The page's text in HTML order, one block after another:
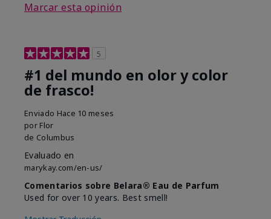
Marcar esta opinión
5
#1 del mundo en olor y color
de frasco!
Enviado Hace 10 meses
por Flor
de Columbus
Evaluado en
marykay.com/en-us/
Comentarios sobre Belara® Eau de Parfum
Used for over 10 years. Best smell!